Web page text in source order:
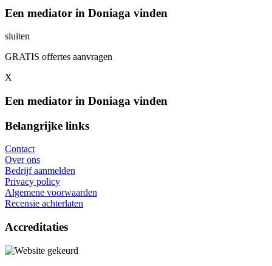
Een mediator in Doniaga vinden
sluiten
GRATIS offertes aanvragen
X
Een mediator in Doniaga vinden
Belangrijke links
Contact
Over ons
Bedrijf aanmelden
Privacy policy
Algemene voorwaarden
Recensie achterlaten
Accreditaties